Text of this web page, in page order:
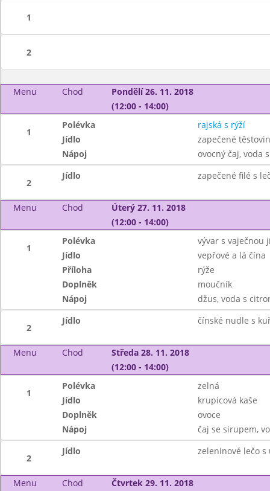
1
2
Menu Chod
Pondělí 26. 11. 2018
(12:00 - 14:00)
1
Polévka
rajská s rýží
Jídlo
zapečené
Nápoj
ovocný čaj, voda
2
Jídlo zapečené filé s
Menu Chod
Úterý 27. 11. 2018
(12:00 - 14:00)
1
Polévka
vývar s vaječnou
Jídlo
vepřové a lá čína
Příloha
rýže
Doplněk
moučník
Nápoj
džus, voda s
2
Jídlo čínské nudle s
Menu Chod
Středa 28. 11. 2018
(12:00 - 14:00)
1
Polévka
zelná
Jídlo
krupicová kaše
Doplněk
ovoce
Nápoj
čaj se sirupem,
2
Jídlo zeleninové lečo
Menu Chod
Čtvrtek 29. 11. 2018